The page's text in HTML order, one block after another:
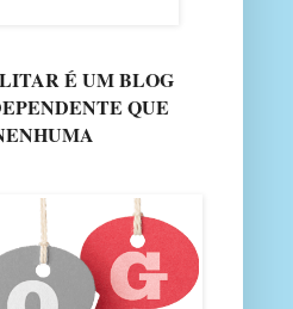
É UM BLOG
QUE